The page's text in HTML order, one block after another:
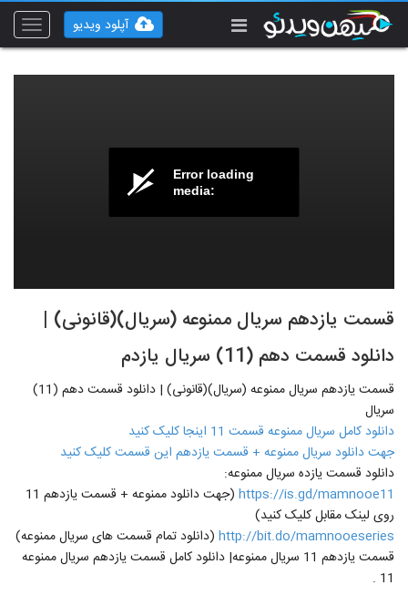
Toggle
آپلود ویدیو
Error loading
media:
قسمت یازدهم سریال ممنوعه (سریال)(قانونی) |
دانلود قسمت دهم (11) سریال یازدم
قسمت یازدهم سریال ممنوعه (سریال)(قانونی) | دانلود قسمت دهم (11)
سریال
دانلود کامل سریال ممنوعه قسمت 11 اینجا کلیک کنید
جهت دانلود سریال ممنوعه + قسمت یازدهم این قسمت کلیک کنید
دانلود قسمت یازده سریال ممنوعه:
https://is.gd/mamnooe11
(جهت دانلود ممنوعه + قسمت یازدهم 11
روی لینک مقابل کلیک کنید)
http://bit.do/mamnooeseries (دانلود تمام قسمت های سریال ممنوعه)
قسمت یازدهم 11 سریال ممنوعه| دانلود کامل قسمت یازدهم سریال ممنوعه
11 .